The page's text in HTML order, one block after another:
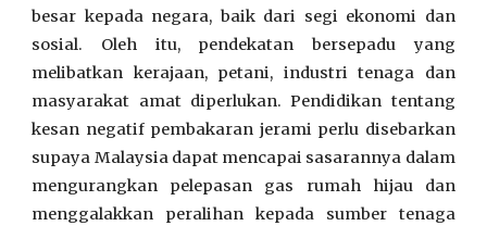
besar kepada negara, baik dari segi ekonomi dan
sosial. Oleh itu, pendekatan bersepadu yang
melibatkan kerajaan, petani, industri tenaga dan
masyarakat amat diperlukan. Pendidikan tentang
kesan negatif pembakaran jerami perlu disebarkan
supaya Malaysia dapat mencapai sasarannya dalam
mengurangkan pelepasan gas rumah hijau dan
menggalakkan peralihan kepada sumber tenaga